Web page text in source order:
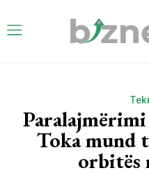
Toka mund
orbitës